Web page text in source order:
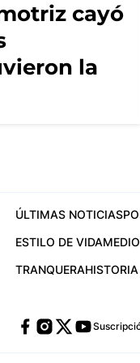
cayó
la
ÚLTIMAS NOTICIAS
ESTILO DE VIDA
TRANQUERAHISTORIA